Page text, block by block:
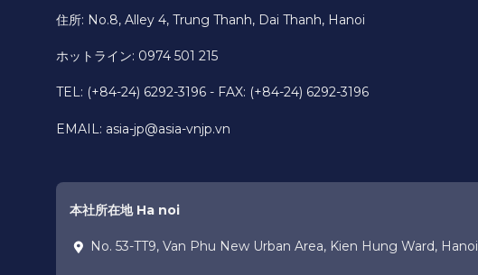
住所: No.8, Alley 4, Trung Thanh, Dai Thanh, Hanoi
ホットライン: 0974 501 215
TEL: (+84-24) 6292-3196 - FAX: (+84-24) 6292-3196
EMAIL: asia-jp@asia-vnjp.vn
本社所在地 Ha noi
No. 53-TT9, Van Phu New Urban Area, Kien Hung Ward, Hanoi